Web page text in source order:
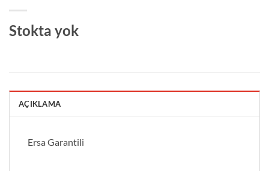
Stokta yok
AÇIKLAMA
Ersa Garantili